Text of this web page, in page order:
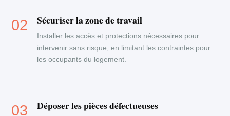
Sécuriser la zone de travail
Installer les accès et protections nécessaires pour
intervenir sans risque, en limitant les contraintes pour
les occupants du logement.
Déposer les pièces défectueuses